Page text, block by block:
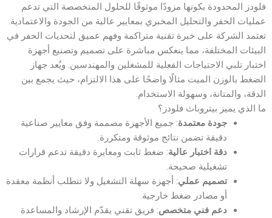
فلودز المحدودة بكونها مزودًا موثوقًا للحلول المتخصصة التي تدعم
عمليات الحفر والتحليل المخبري بمعايير عالية من الجودة والاعتمادية.
تعتمد الشركة على خبرة تقنية متراكمة وفهم عميق لتحديات الحفر في
البيئات المختلفة، مما ينعكس مباشرة على تصميم وتصنيع أجهزة
اختبار تلبي الاحتياجات الفعلية للمشغلين والمهندسين. ويُعد جهاز
الضغط بالوزن الميت مثالًا واضحًا على هذا الالتزام، حيث يجمع بين
الدقة، والمتانة، وسهولة الاستخدام.
ما الذي يميز بيتروباث فلودز؟
جودة معتمدة: جميع الأجهزة مصممة وفق معايير صناعية
دقيقة تضمن نتائج موثوقة ومتكررة.
دقة اختبار عالية: ضغط ثابت ومعايرة دقيقة تدعم قرارات
تشغيلية صحيحة.
تصميم عملي: أجهزة سهلة التشغيل ولا تتطلب أنظمة معقدة
أو مصادر ضغط خارجية.
دعم فني متخصص: فريق تقني يقدّم الإرشاد والمساعدة